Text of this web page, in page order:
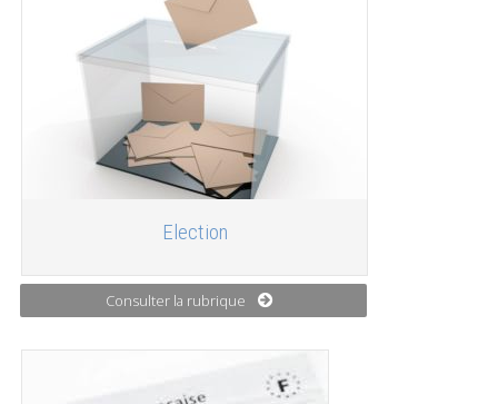
Election
Consulter la rubrique